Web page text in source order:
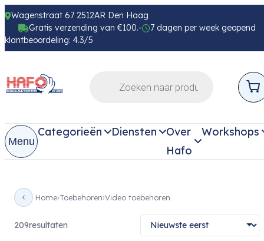
Wagenstraat 67 2512AR Den Haag
Gratis verzending van €100.-
7 dagen per week geopend
klantbeoordeling: 4.3/5
Menu
Categorieën Diensten
Over
Hafo
Workshops
Home Toebehoren Video toebehoren
209resultaten